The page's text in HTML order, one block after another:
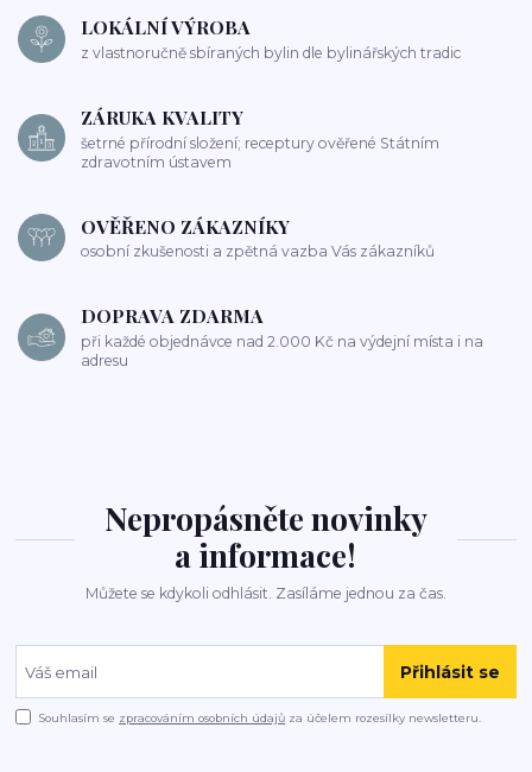
LOKÁLNÍ VÝROBA
z vlastnoručně sbíraných bylin dle bylinářských tradic
ZÁRUKA KVALITY
šetrné přírodní složení; receptury ověřené Státním
zdravotním ústavem
OVĚŘENO ZÁKAZNÍKY
osobní zkušenosti a zpětná vazba Vás zákazníků
DOPRAVA ZDARMA
při každé objednávce nad 2.000 Kč na výdejní místa i na
adresu
Nepropásněte novinky
a informace!
Můžete se kdykoli odhlásit. Zasíláme jednou za čas.
Přihlásit se
Souhlasím se zpracováním osobních údajů za účelem rozesílky newsletteru.